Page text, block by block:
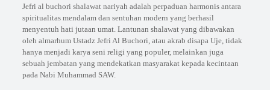
Jefri al buchori shalawat nariyah adalah perpaduan harmonis antara
spiritualitas mendalam dan sentuhan modern yang berhasil
menyentuh hati jutaan umat. Lantunan shalawat yang dibawakan
oleh almarhum Ustadz Jefri Al Buchori, atau akrab disapa Uje, tidak
hanya menjadi karya seni religi yang populer, melainkan juga
sebuah jembatan yang mendekatkan masyarakat kepada kecintaan
pada Nabi Muhammad SAW.